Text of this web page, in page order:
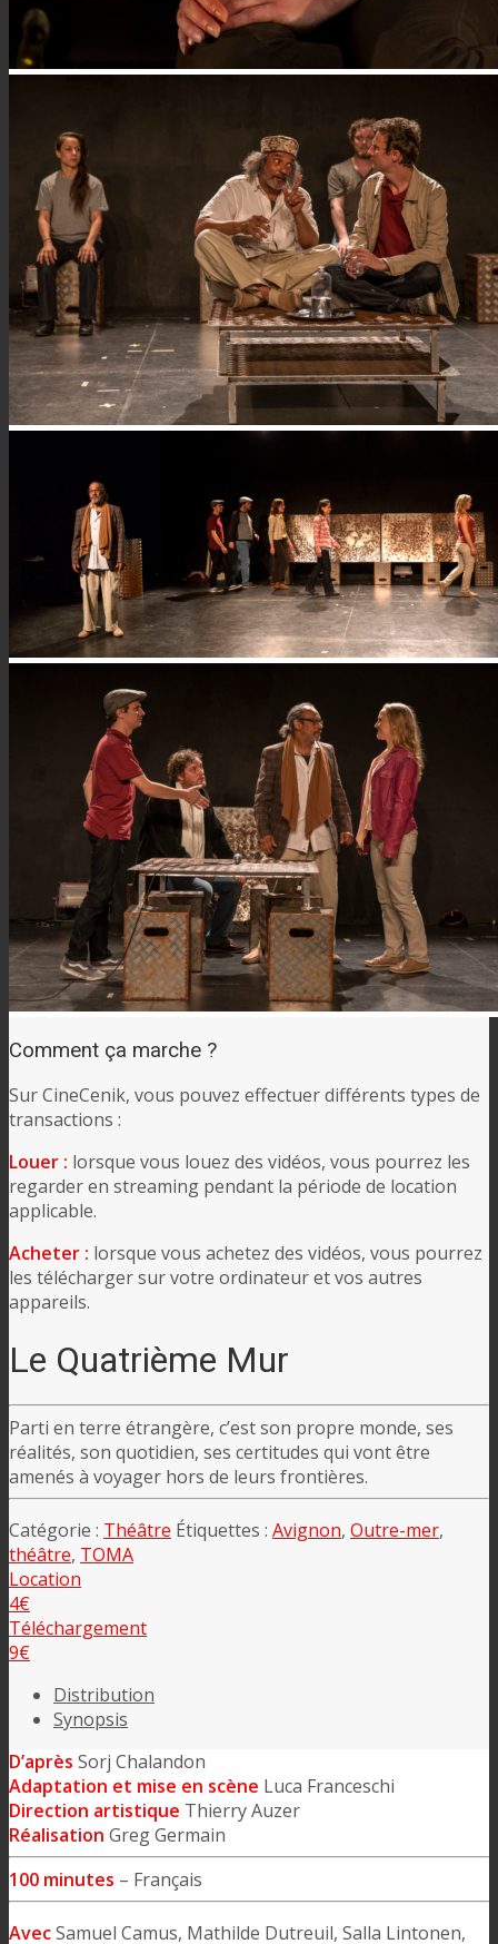
Comment ça marche ?
Sur CineCenik, vous pouvez effectuer différents types de
transactions :
Louer : lorsque vous louez des vidéos, vous pourrez les
regarder en streaming pendant la période de location
applicable.
Acheter : lorsque vous achetez des vidéos, vous pourrez
les télécharger sur votre ordinateur et vos autres
appareils.
Le Quatrième Mur
Parti en terre étrangère, c’est son propre monde, ses
réalités, son quotidien, ses certitudes qui vont être
amenés à voyager hors de leurs frontières.
Catégorie : Théâtre Étiquettes : Avignon, Outre-mer,
théâtre, TOMA
Location
4€
Téléchargement
9€
Distribution
Synopsis
D’après Sorj Chalandon
Adaptation et mise en scène Luca Franceschi
Direction artistique Thierry Auzer
Réalisation Greg Germain
100 minutes – Français
AvecSamuel Camus, Mathilde Dutreuil, Salla Lintonen,